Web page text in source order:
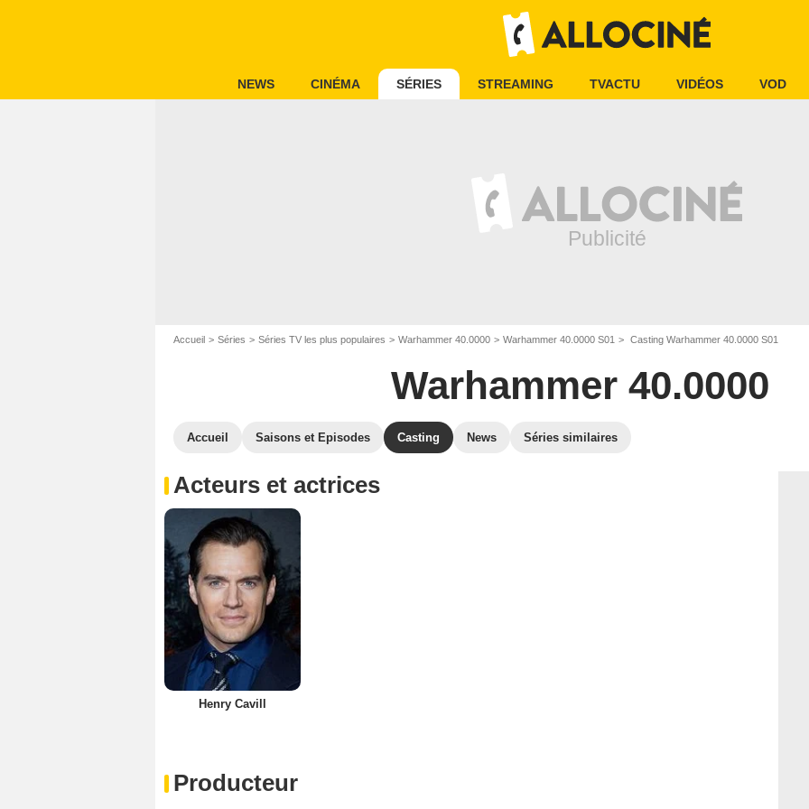
NEWS CINÉMA SÉRIES STREAMING TVACTU VIDÉOS VOD
Accueil Séries Séries TV les plus populaires Warhammer 40.0000 Warhammer 40.0000 S01 Casting Warhammer 40.0000 S01
Warhammer 40.0000
Accueil Saisons et Episodes Casting News Séries similaires
Acteurs et actrices
Henry Cavill
Producteur